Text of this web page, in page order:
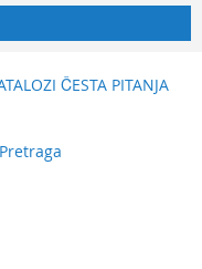
ČESTA PITANJA
Pretraga